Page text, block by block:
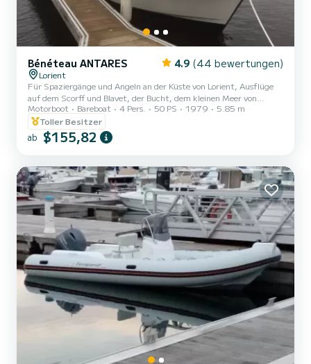
Bénéteau ANTARES 4.9 (44 bewertungen)
Lorient
Für Spaziergänge und Angeln an der Küste von Lorient, Ausflüge
auf dem Scorff und Blavet, der Bucht, dem kleinen Meer von
Gâvres, der Insel Groix ... | Echolot (Garmin Striker 5), UKW-Funk,
USB-Anschluss, Badeleiter, Steuerrad plus Pinnensteuerung ... | 50
PS Diesel-Innenbordmotor. (seine Geschwindigkeit beträgt ruhige
5/8 Knoten ca.!)
Motorboot Bareboat 4 Pers. 50 PS 1979
5.85 m
Toller Besitzer
ab $155,82